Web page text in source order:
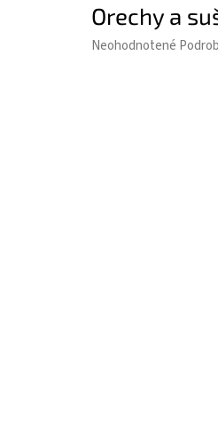
Orechy a
Priemerné
Neohodnotené